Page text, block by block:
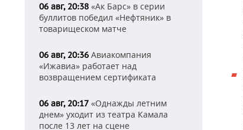
06 авг, 20:38 «Ак Барс» в серии
буллитов победил «Нефтяник» в
товарищеском матче
06 авг, 20:36 Авиакомпания
«Ижавиа» работает над
возвращением сертификата
06 авг, 20:17 «Однажды летним
днем» уходит из театра Камала
после 13 лет на сцене